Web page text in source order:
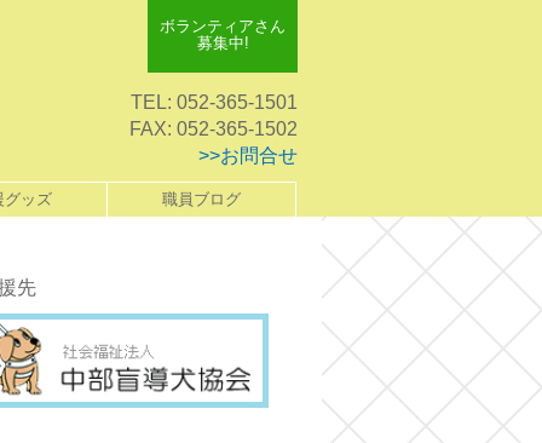
ボランティアさん
募集中!
TEL: 052-365-1501
FAX: 052-365-1502
>>お問合せ
グッズ 職員ブログ
先